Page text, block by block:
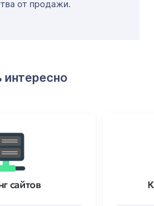
от продажи.
сайтов